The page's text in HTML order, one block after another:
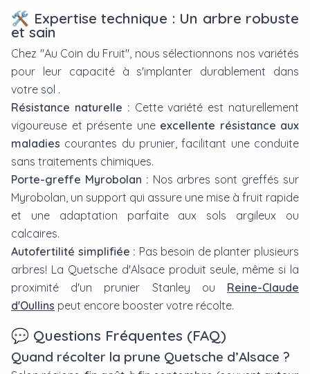
🛠️ Expertise technique : Un arbre robuste
et sain
Chez "Au Coin du Fruit", nous sélectionnons nos variétés
pour leur capacité à s'implanter durablement dans
votre sol .
Résistance naturelle : Cette variété est naturellement
vigoureuse et présente une excellente résistance aux
maladies courantes du prunier, facilitant une conduite
sans traitements chimiques.
Porte-greffe Myrobolan : Nos arbres sont greffés sur
Myrobolan, un support qui assure une mise à fruit rapide
et une adaptation parfaite aux sols argileux ou
calcaires.
Autofertilité simplifiée : Pas besoin de planter plusieurs
arbres! La Quetsche d'Alsace produit seule, même si la
proximité d'un prunier Stanley ou Reine-Claude
d'Oullins peut encore booster votre récolte.
💬 Questions Fréquentes (FAQ)
Quand récolter la prune Quetsche d’Alsace ?